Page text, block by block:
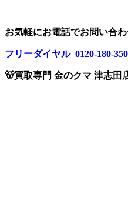
お気軽にお電話でお問い合
フリーダイヤル 0120-180-350
🐻買取専門 金のクマ 津志田